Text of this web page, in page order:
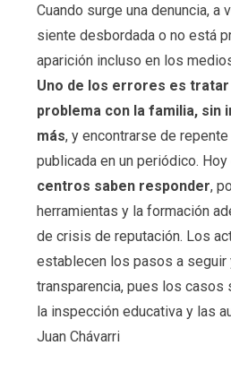
Cuando surge una denuncia, a
siente desbordada o no está
aparición incluso en los
Uno de los errores es
problema con la familia, sin
más, y encontrarse de
publicada en un periódico. Hoy
centros saben responder,
herramientas y la formación
de crisis de reputación. Los
establecen los pasos a seguir
transparencia, pues los casos
la inspección educativa y las
Juan Chávarri